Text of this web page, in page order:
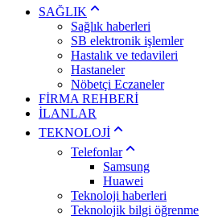
SAĞLIK
Sağlık haberleri
SB elektronik işlemler
Hastalık ve tedavileri
Hastaneler
Nöbetçi Eczaneler
FİRMA REHBERİ
İLANLAR
TEKNOLOJİ
Telefonlar
Samsung
Huawei
Teknoloji haberleri
Teknolojik bilgi öğrenme